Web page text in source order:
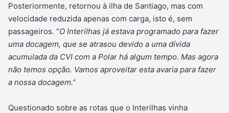
Posteriormente, retornou à ilha de Santiago, mas com
velocidade reduzida apenas com carga, isto é, sem
passageiros. “O Interilhas já estava programado para fazer
uma docagem, que se atrasou devido a uma dívida
acumulada da CVI com a Polar há algum tempo. Mas agora
não temos opção. Vamos aproveitar esta avaria para fazer
a nossa docagem.”
Questionado sobre as rotas que o Interilhas vinha